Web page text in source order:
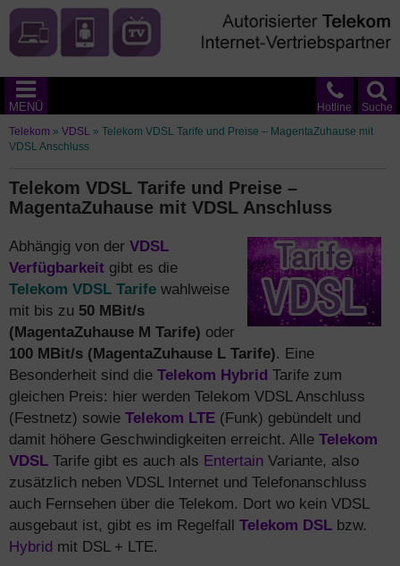
Suche
Hotline
MENÜ
Telekom » VDSL » Telekom VDSL Tarife und Preise – MagentaZuhause mit
VDSL Anschluss
Telekom VDSL Tarife und Preise –
MagentaZuhause mit VDSL Anschluss
Abhängig von der VDSL
Verfügbarkeit gibt es die
Telekom VDSL Tarife wahlweise
mit bis zu 50 MBit/s
(MagentaZuhause M Tarife) oder
100 MBit/s (MagentaZuhause L Tarife). Eine
Besonderheit sind die Telekom Hybrid Tarife zum
gleichen Preis: hier werden Telekom VDSL Anschluss
(Festnetz) sowie Telekom LTE (Funk) gebündelt und
damit höhere Geschwindigkeiten erreicht. Alle Telekom
VDSL Tarife gibt es auch als Entertain Variante, also
zusätzlich neben VDSL Internet und Telefonanschluss
auch Fernsehen über die Telekom. Dort wo kein VDSL
ausgebaut ist, gibt es im Regelfall Telekom DSL bzw.
Hybrid mit DSL + LTE.